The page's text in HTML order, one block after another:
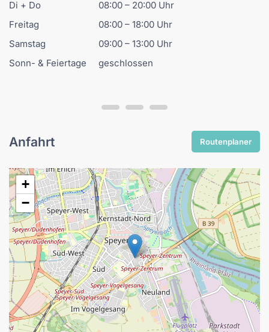
Di + Do
08:00 – 20:00 Uhr
Freitag
08:00 – 18:00 Uhr
Samstag
09:00 – 13:00 Uhr
Sonn- & Feiertage
geschlossen
Anfahrt Routenplaner
+
−